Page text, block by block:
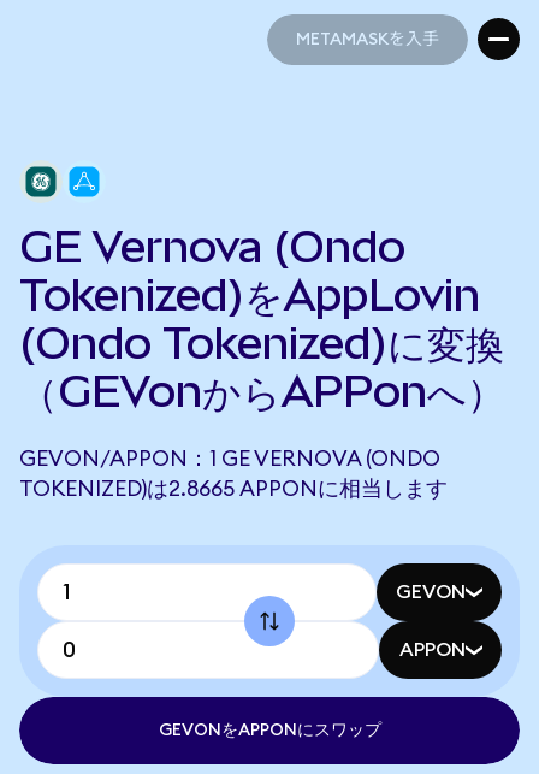
METAMASKを入手
GE Vernova (Ondo
Tokenized)をAppLovin
(Ondo Tokenized)に変換
（GEVonからAPPonへ）
GEVON/APPON：1 GE VERNOVA (ONDO
TOKENIZED)は2.8665 APPONに相当します
GEVON
APPON
GEVONをAPPONにスワップ